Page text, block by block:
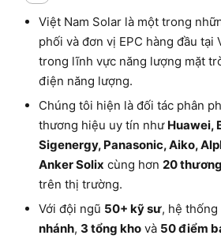
Việt Nam Solar là một trong
phối và đơn vị EPC hàng đầu tại
trong lĩnh vực năng lượng mặt
điện năng lượng.
Chúng tôi hiện là đối tác phân
thương hiệu uy tín như Huawei,
Sigenergy, Panasonic, Aiko,
Anker Solix cùng hơn 20
trên thị trường.
Với đội ngũ 50+ kỹ sư, hệ thống
nhánh, 3 tổng kho và 50 điểm